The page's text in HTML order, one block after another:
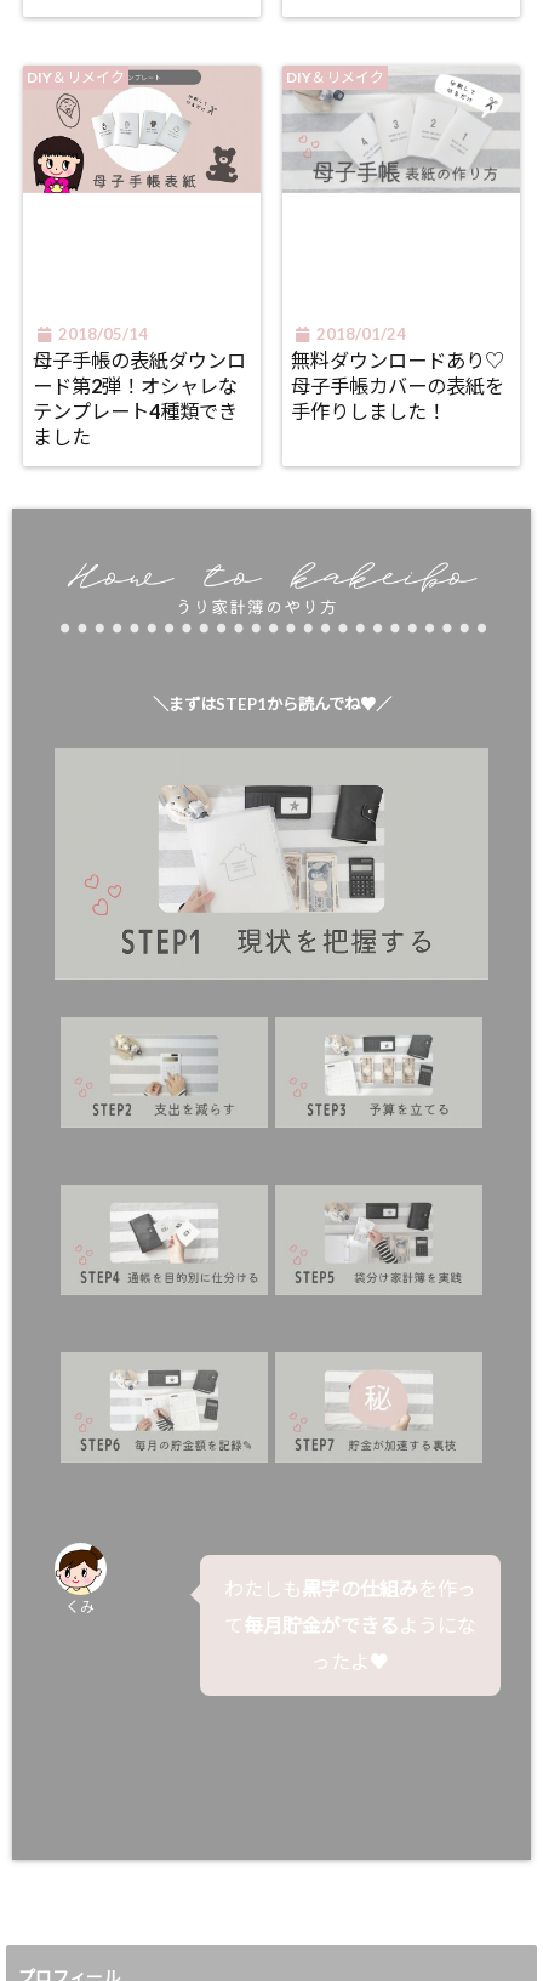
DIY＆リメイク
2018/05/14
母子手帳の表紙ダウンロ
ード第2弾！オシャレな
テンプレート4種類でき
ました
DIY＆リメイク
2018/01/24
無料ダウンロードあり♡
母子手帳カバーの表紙を
手作りしました！
＼まずはSTEP1から読んでね♥／
わたしも黒字の仕組みを作っ
て毎月貯金ができる ようにな
ったよ♥
くみ
プロフィール